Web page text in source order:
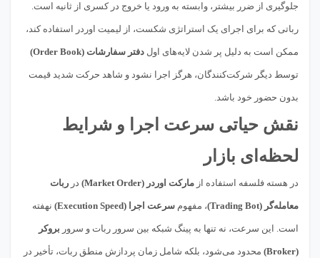
جلوگیری از ضرر بیشتر، وابسته به ورود یا خروج در کسری از ثانیه است.
رباتی که برای اجرای یک استراتژی شکست، از لیمیت اوردر استفاده کند،
ممکن است به دلیل پر شدن لایه‌های اول دفتر سفارشات (Order Book)
توسط دیگر شرکت‌کنندگان، هرگز اجرا نشود و شاهد حرکت شدید قیمت
بدون حضور خود باشد.
نقش حیاتی سرعت اجرا و شرایط
لحظه‌ای بازار
در هسته فلسفه استفاده از مارکت اوردر (Market Order) در ربات
معامله‌گر (Trading Bot) ، مفهوم سرعت اجرا (Execution Speed) نهفته
است. این سرعت، نه تنها به پینگ شبکه بین سرور ربات و سرور بروکر
(Broker) محدود می‌شود، بلکه شامل زمان پردازش منطق ربات، تأخیر در